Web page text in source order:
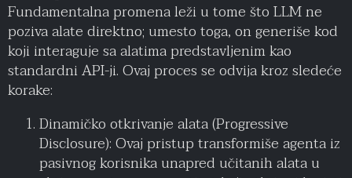
Fundamentalna promena leži u tome što LLM ne
poziva alate direktno; umesto toga, on generiše kod
koji interaguje sa alatima predstavljenim kao
standardni API-ji. Ovaj proces se odvija kroz sledeće
korake:
Dinamičko otkrivanje alata (Progressive
Disclosure): Ovaj pristup transformiše agenta iz
pasivnog korisnika unapred učitanih alata u